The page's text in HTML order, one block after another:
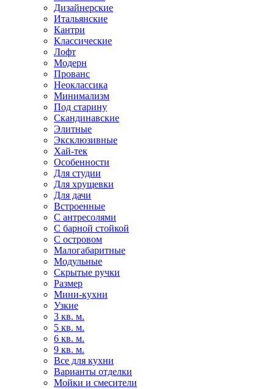
Дизайнерские
Итальянские
Кантри
Классические
Лофт
Модерн
Прованс
Неоклассика
Минимализм
Под старину
Скандинавские
Элитные
Эксклюзивные
Хай-тек
Особенности
Для студии
Для хрущевки
Для дачи
Встроенные
С антресолями
С барной стойкой
С островом
Малогабаритные
Модульные
Скрытые ручки
Размер
Мини-кухни
Узкие
3 кв. м.
5 кв. м.
6 кв. м.
9 кв. м.
Все для кухни
Варианты отделки
Мойки и смесители